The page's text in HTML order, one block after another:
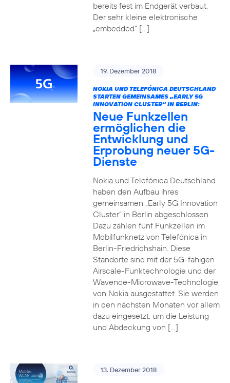
bereits fest im Endgerät verbaut.
Der sehr kleine elektronische
„embedded“ […]
19. Dezember 2018
NOKIA UND TELEFÓNICA DEUTSCHLAND
STARTEN GEMEINSAMES „EARLY 5G
INNOVATION CLUSTER“ IN BERLIN:
Neue Funkzellen
ermöglichen die
Entwicklung und
Erprobung neuer 5G-
Dienste
Nokia und Telefónica Deutschland
haben den Aufbau ihres
gemeinsamen „Early 5G Innovation
Cluster” in Berlin abgeschlossen.
Dazu zählen fünf Funkzellen im
Mobilfunknetz von Telefónica in
Berlin-Friedrichshain. Diese
Standorte sind mit der 5G-fähigen
Airscale-Funktechnologie und der
Wavence-Microwave-Technologie
von Nokia ausgestattet. Sie werden
in den nächsten Monaten vor allem
dazu eingesetzt, um die Leistung
und Abdeckung von […]
13. Dezember 2018